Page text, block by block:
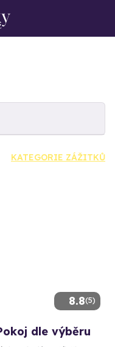
KATEGORIE ZÁŽITKŮ
8.8(5)
dle výběru